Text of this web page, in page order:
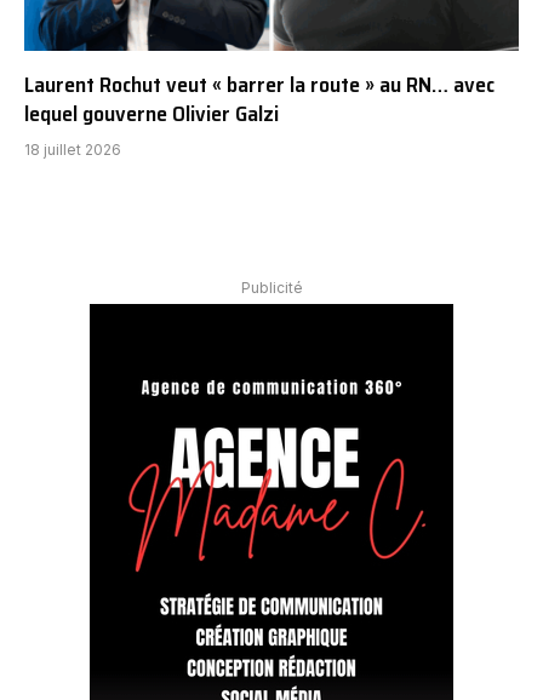
Laurent Rochut veut « barrer la route » au RN… avec
lequel gouverne Olivier Galzi
18 juillet 2026
Publicité